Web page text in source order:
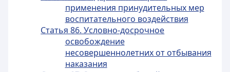
применения принудительных мер
воспитательного воздействия
Статья 86. Условно-досрочное
освобождение
несовершеннолетних от отбывания
наказания